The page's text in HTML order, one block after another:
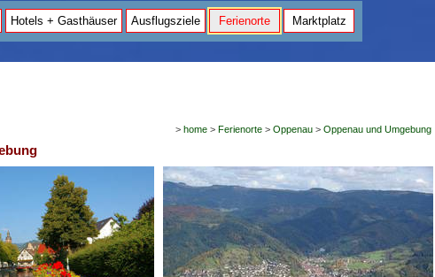
Hotels + Gasthäuser Ausflugsziele Ferienorte Marktplatz
> home> Ferienorte> Oppenau> Oppenau und Umgebung